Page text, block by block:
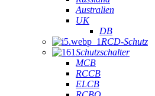
Australien
UK
DB
RCD-Schutz
Schutzschalter
MCB
RCCB
ELCB